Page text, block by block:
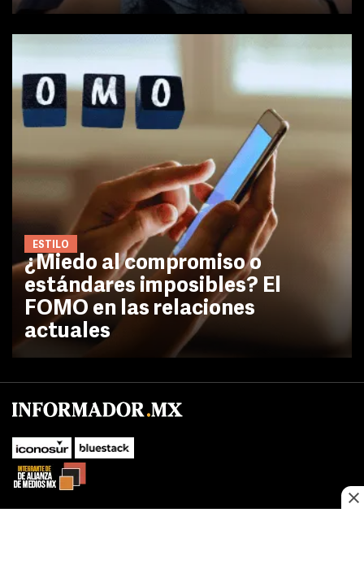
ESTILO
¿Miedo al compromiso o
estándares imposibles? El
FOMO en las relaciones
actuales